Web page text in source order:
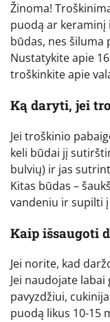
Žinoma!
puodą ar keraminį
būdas, nes šiluma
Nustatykite apie
troškinkite apie
Ką daryti, jei
Jei troškinio
keli būdai jį
bulvių) ir jas
Kitas būdas –
vandeniu ir supilti
Kaip išsaugoti
Jei norite, kad
Jei naudojate
pavyzdžiui,
puodą likus 10-15